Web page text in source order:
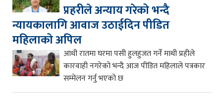
प्रहरीले अन्याय गरेको भन्दै
न्यायकालागि आवाज उठाईदिन पीडित
महिलाको अपिल
आधी रातमा घरमा पसी हुलहुजत गर्ने माथी प्रहीले
कारवाही नगरेको भन्दै आज पीडित महिलाले पत्रकार
सम्मेलन गर्नु भएको छ